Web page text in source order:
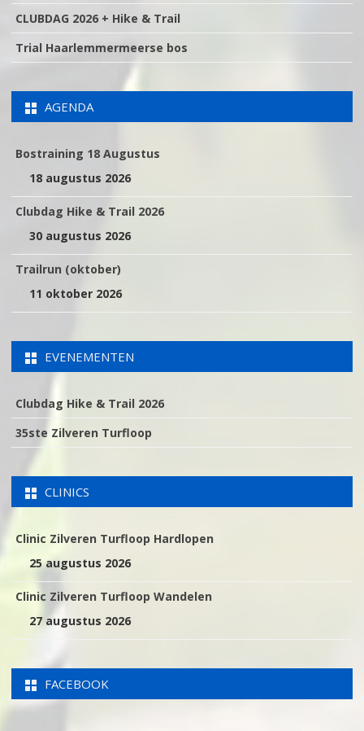
CLUBDAG 2026 + Hike & Trail
Trial Haarlemmermeerse bos
AGENDA
Bostraining 18 Augustus
18 augustus 2026
Clubdag Hike & Trail 2026
30 augustus 2026
Trailrun (oktober)
11 oktober 2026
EVENEMENTEN
Clubdag Hike & Trail 2026
35ste Zilveren Turfloop
CLINICS
Clinic Zilveren Turfloop Hardlopen
25 augustus 2026
Clinic Zilveren Turfloop Wandelen
27 augustus 2026
FACEBOOK